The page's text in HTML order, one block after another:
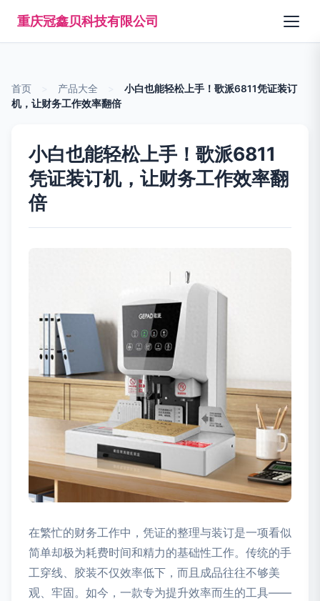
重庆冠鑫贝科技有限公司
首页 产品大全
小白也能轻松上手！歌派6811凭证装订
机，让财务工作效率翻倍
小白也能轻松上手！歌派6811
凭证装订机，让财务工作效率翻
倍
在繁忙的财务工作中，凭证的整理与装订是一项看似
简单却极为耗费时间和精力的基础性工作。传统的手
工穿线、胶装不仅效率低下，而且成品往往不够美
观、牢固。如今，一款专为提升效率而生的工具——